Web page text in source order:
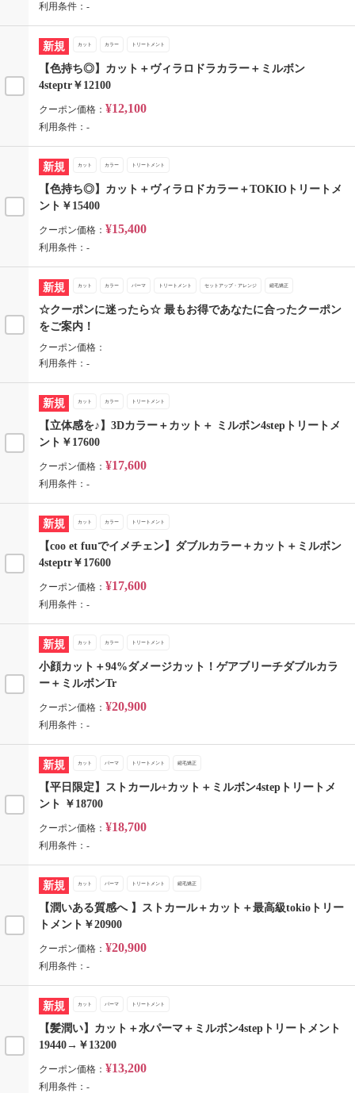
利用条件：-
新規 カット カラー トリートメント
【色持ち◎】カット＋ヴィラロドラカラー＋ミルボン
4steptr￥12100
クーポン価格： ¥12,100
利用条件：-
新規 カット カラー トリートメント
【色持ち◎】カット＋ヴィラロドカラー＋TOKIOトリートメ
ント￥15400
クーポン価格： ¥15,400
利用条件：-
新規 カット カラー パーマ トリートメント セットアップ・アレンジ 縮毛矯正
☆クーポンに迷ったら☆ 最もお得であなたに合ったクーポン
をご案内！
クーポン価格：
利用条件：-
新規 カット カラー トリートメント
【立体感を♪】3Dカラー＋カット＋ ミルボン4stepトリートメ
ント￥17600
クーポン価格： ¥17,600
利用条件：-
新規 カット カラー トリートメント
【coo et fuuでイメチェン】ダブルカラー＋カット＋ミルボン
4steptr￥17600
クーポン価格： ¥17,600
利用条件：-
新規 カット カラー トリートメント
小顔カット＋94%ダメージカット！ゲアブリーチダブルカラ
ー＋ミルボンTr
クーポン価格： ¥20,900
利用条件：-
新規 カット パーマ トリートメント 縮毛矯正
【平日限定】ストカール+カット＋ミルボン4stepトリートメ
ント ￥18700
クーポン価格： ¥18,700
利用条件：-
新規 カット パーマ トリートメント 縮毛矯正
【潤いある質感へ 】ストカール＋カット＋最高級tokioトリー
トメント￥20900
クーポン価格： ¥20,900
利用条件：-
新規 カット パーマ トリートメント
【髪潤い】カット＋水パーマ＋ミルボン4stepトリートメント
19440→￥13200
クーポン価格： ¥13,200
利用条件：-